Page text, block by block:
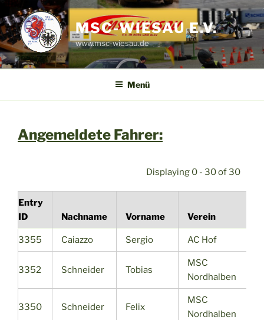
Inhalt
springen
MSC-WIESAU E.V.
www.msc-wiesau.de
Menü
Angemeldete Fahrer:
Displaying 0 - 30 of 30
Entry
ID
Nachname Vorname Verein
3355 Caiazzo Sergio AC Hof
3352 Schneider Tobias
MSC
Nordhalben
3350 Schneider Felix
MSC
Nordhalben